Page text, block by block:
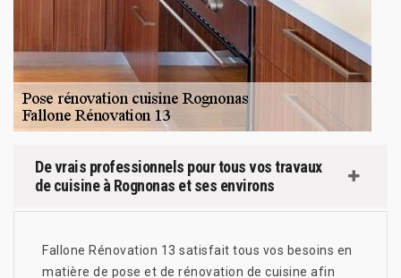
De vrais professionnels pour tous vos travaux
de cuisine à Rognonas et ses environs
Fallone Rénovation 13 satisfait tous vos besoins en
matière de pose et de rénovation de cuisine afin